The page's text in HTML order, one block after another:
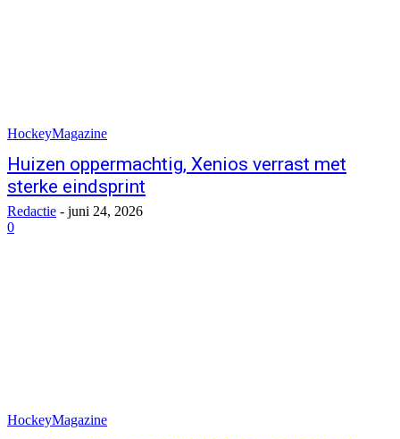
HockeyMagazine
Huizen oppermachtig, Xenios verrast met
sterke eindsprint
Redactie - juni 24, 2026
0
HockeyMagazine